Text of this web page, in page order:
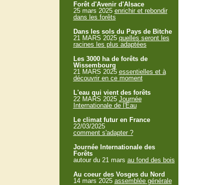
Forêt d'Avenir d'Alsace
25 mars 2025 enrichir et rebondir
dans les forêts
Dans les sols du Pays de Bitche
21 MARS 2025 quelles seront les
racines les plus adaptées
Les 3000 ha de forêts de
Wissembourg
21 MARS 2025 essentielles et à
découvrir en ce moment
L'eau qui vient des forêts
22 MARS 2025 Journée
Internationale de l'Eau
Le climat futur en France
22/03/2025
comment s'adapter ?
Journée Internationale des
Forêts
autour du 21 mars au fond des bois
Au coeur des Vosges du Nord
14 mars 2025 assemblée générale